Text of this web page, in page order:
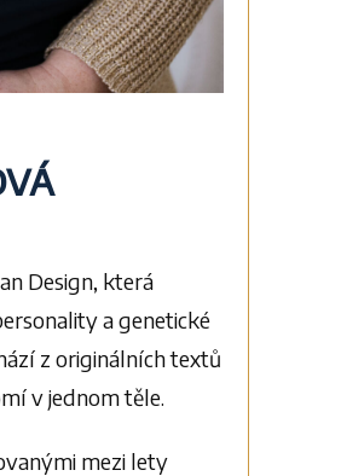
Design, která
a genetické
z originálních textů
v jednom těle.
mezi lety